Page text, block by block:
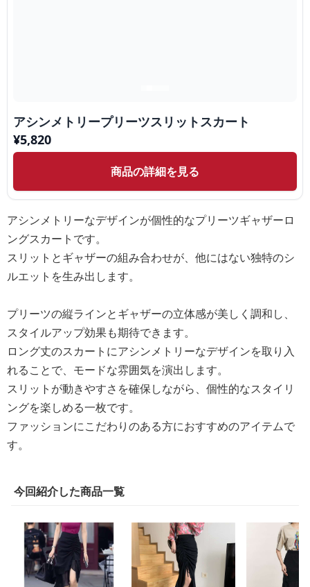
アシンメトリープリーツスリットスカート
¥5,820
商品の詳細を見る
アシンメトリーなデザインが個性的なプリーツギャザーロ
ングスカートです。
スリットとギャザーの組み合わせが、他にはない独特のシ
ルエットを生み出します。
プリーツの縦ラインとギャザーの立体感が美しく調和し、
スタイルアップ効果も期待できます。
ロング丈のスカートにアシンメトリーなデザインを取り入
れることで、モードな雰囲気を演出します。
スリットが動きやすさを確保しながら、個性的なスタイリ
ングを楽しめる一枚です。
ファッションにこだわりのある方におすすめのアイテムで
す。
今回紹介した商品一覧